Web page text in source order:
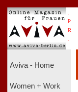
P
R
Aviva - Home
Women + Work